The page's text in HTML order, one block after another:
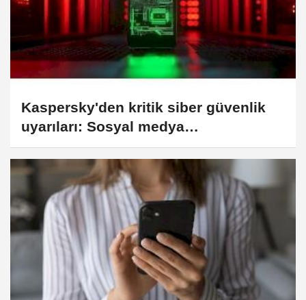
Kaspersky'den kritik siber güvenlik
uyarıları: Sosyal medya
dolandırıcılıkları artıyor!